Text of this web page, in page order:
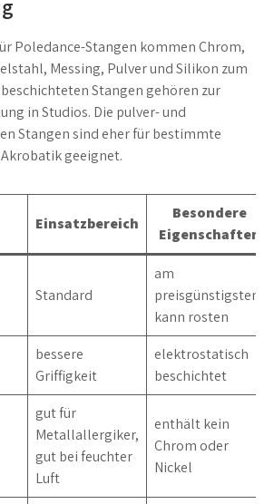
Poledance-Stangen kommen Chrom,
Messing, Pulver und Silikon zum
Stangen gehören zur
in Studios. Die pulver- und
Stangen sind eher für bestimmte
geeignet.
Einsatzbereich
Besondere
Eigenschaften
Standard
am
preisgünstigsten,
kann rosten
bessere
Griffigkeit
elektrostatisch
beschichtet
gut für
Metallallergiker,
gut bei feuchter
Luft
enthält kein
Chrom oder
Nickel